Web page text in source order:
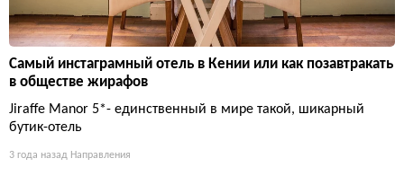
Самый инстаграмный отель в Кении или как позавтракать
в обществе жирафов
Jiraffe Manor 5*- единственный в мире такой, шикарный
бутик-отель
3 года назад Направления